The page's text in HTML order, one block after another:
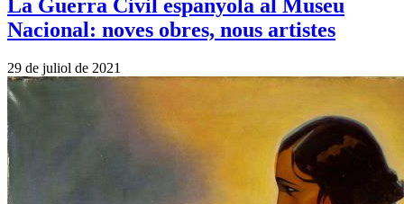
La Guerra Civil espanyola al Museu
Nacional: noves obres, nous artistes
29 de juliol de 2021